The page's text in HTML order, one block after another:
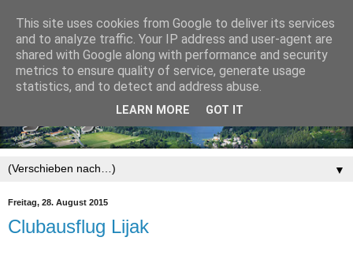
▼
Freitag, 28. August 2015
Clubausflug Lijak
This site uses cookies from Google to deliver its services
and to analyze traffic. Your IP address and user-agent are
shared with Google along with performance and security
metrics to ensure quality of service, generate usage
statistics, and to detect and address abuse.
LEARN MORE GOT IT